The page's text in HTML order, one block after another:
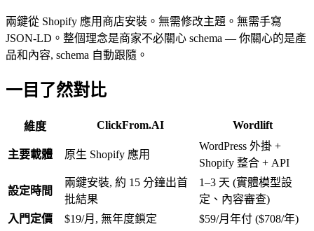
兩鍵從 Shopify 應用商店安裝。無需修改主題。無需手寫
JSON-LD。整個理念是商家不必關心 schema — 你關心的是產
品和內容, schema 自動跟隨。
一目了然對比
維度 ClickFrom.AI Wordlift
主要載體 原生 Shopify 應用
WordPress 外掛 +
Shopify 整合 + API
設定時間
兩鍵安裝, 約 15 分鐘出首
批結果
1–3 天 (實體模型設
定、內容審查)
入門定價
$19/月, 無年度鎖定 $59/月年付 ($708/年)